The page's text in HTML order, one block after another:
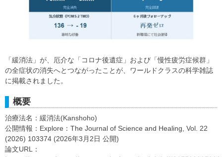
「緩消法」が、厄介な「コロナ後遺症」および「慢性疲労症候群」
の全症状の消失へとつながったことが、ワールドクラスの科学雑誌
に掲載されました。
概要
治療法名：緩消法(Kanshoho)
公開情報：Explore：The Journal of Science and Healing, Vol. 22
(2026) 103374 (2026年3月2日 公開)
論文URL：